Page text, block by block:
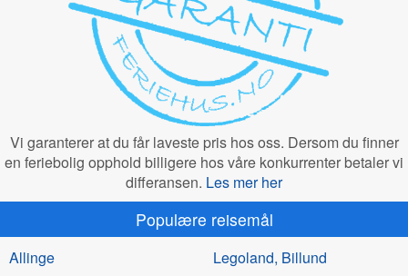
Vi garanterer at du får laveste pris hos oss. Dersom du finner
en feriebolig opphold billigere hos våre konkurrenter betaler vi
differansen. Les mer her
Populære reisemål
Allinge
Legoland, Billund